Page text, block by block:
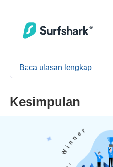
Baca ulasan lengkap
Kesimpulan